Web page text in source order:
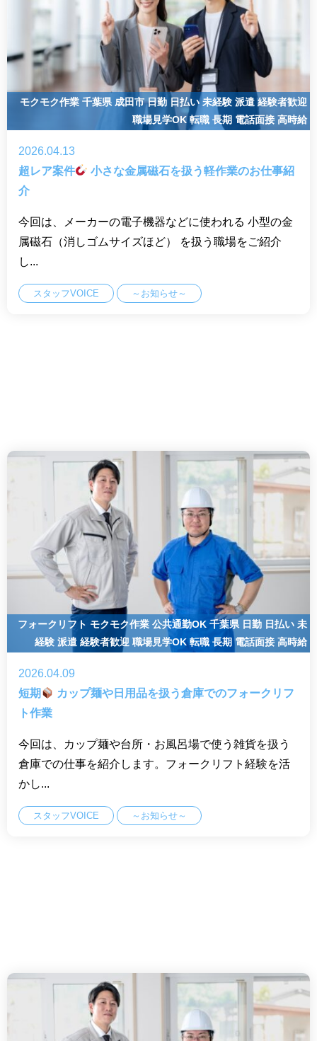
モクモク作業 千葉県 成田市日勤 日払い未経験 派遣経験者歓迎
職場見学OK転職 長期 電話面接 高時給
2026.04.13
超レア案件
小さな金属磁石を扱う軽作業のお仕事紹
介
今回は、メーカーの電子機器などに使われる 小型の金
属磁石（消しゴムサイズほど） を扱う職場をご紹介
し...
スタッフVOICE ～お知らせ～
フォークリフト モクモク作業 公共通勤OK 千葉県 日勤 日払い 未
経験 派遣 経験者歓迎 職場見学OK転職 長期電話面接 高時給
2026.04.09
短期
カップ麺や日用品を扱う倉庫でのフォークリフ
ト作業
今回は、カップ麺や台所・お風呂場で使う雑貨を扱う
倉庫での仕事を紹介します。フォークリフト経験を活
かし...
スタッフVOICE ～お知らせ～